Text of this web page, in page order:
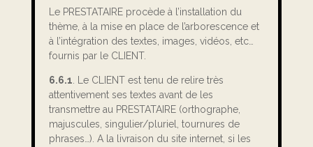
Le PRESTATAIRE procède à l’installation du
thème, à la mise en place de l’arborescence et
à l’intégration des textes, images, vidéos, etc…
fournis par le CLIENT.
6.6.1 . Le CLIENT est tenu de relire très
attentivement ses textes avant de les
transmettre au PRESTATAIRE (orthographe,
majuscules, singulier/pluriel, tournures de
phrases…). A la livraison du site internet, si les